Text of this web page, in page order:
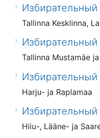
Tallinna Kesklinna,
Tallinna Mustamäe
Harju- ja Raplamaa
Hiiu-, Lääne- ja